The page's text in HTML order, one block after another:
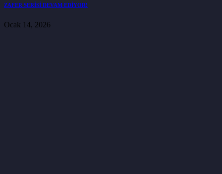
ZAFER SERİSİ DEVAM EDİYOR!
Ocak 14, 2026